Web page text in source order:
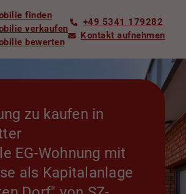
finden
verkaufen
bewerten
+49 5341 179282
Kontakt aufnehmen
zu kaufen in
EG-Wohnung mit
als Kapitalanlage